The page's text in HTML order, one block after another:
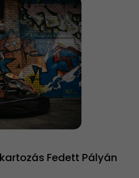
Fedett Pályán